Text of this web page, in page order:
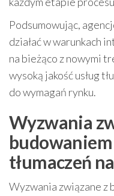
Podsumowując,
działać w warunkach
na bieżąco z nowymi
wysoką jakość usług
do wymagań rynku.
Wyzwania
tłumaczeń
Wyzwania związane z